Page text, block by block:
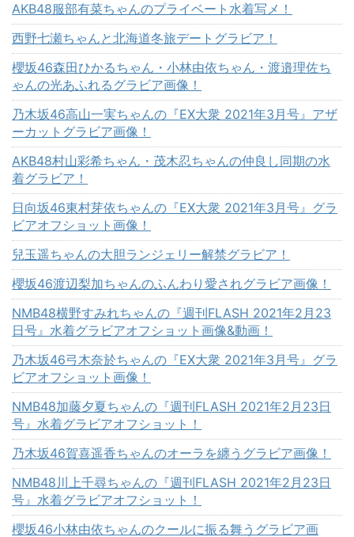
AKB48服部有菜ちゃんのプライベート水着写メ！
西野七瀬ちゃんと北海道冬旅デートグラビア！
櫻坂46森田ひかるちゃん・小林由依ちゃん・渡邉理佐ち
ゃんの光あふれるグラビア画像！
乃木坂46高山一実ちゃんの『EX大衆 2021年3月号』アザ
ーカットグラビア画像！
AKB48村山彩希ちゃん・茂木忍ちゃんの仲良し同期の水
着グラビア！
日向坂46東村芽依ちゃんの『EX大衆 2021年3月号』グラ
ビアオフショット画像！
兒玉遥ちゃんの大胆ランジェリー解禁グラビア！
櫻坂46渡辺梨加ちゃんのふんわり愛されグラビア画像！
NMB48横野すみれちゃんの『週刊FLASH 2021年2月23
日号』水着グラビアオフショット画像&動画！
乃木坂46弓木奈於ちゃんの『EX大衆 2021年3月号』グラ
ビアオフショット画像！
NMB48加藤夕夏ちゃんの『週刊FLASH 2021年2月23日
号』水着グラビアオフショット！
乃木坂46賀喜遥香ちゃんのオーラを纏うグラビア画像！
NMB48川上千尋ちゃんの『週刊FLASH 2021年2月23日
号』水着グラビアオフショット！
櫻坂46小林由依ちゃんのクールに振る舞うグラビア画